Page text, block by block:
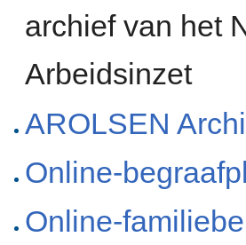
archief van het
Arbeidsinzet
AROLSEN
Online-
Online-